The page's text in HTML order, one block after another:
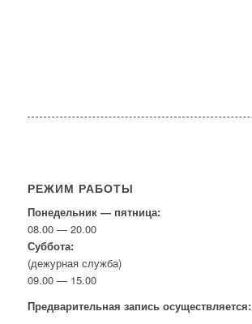
РЕЖИМ РАБОТЫ
Понедельник — пятница:
08.00 — 20.00
Суббота:
(дежурная служба)
09.00 — 15.00
Предварительная запись осуществляется: